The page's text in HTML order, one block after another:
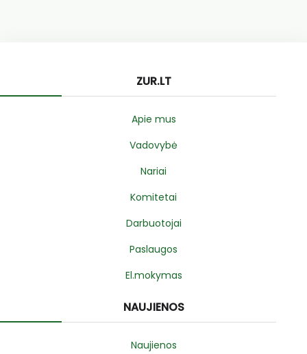
ZUR.LT
Apie mus
Vadovybė
Nariai
Komitetai
Darbuotojai
Paslaugos
El.mokymas
NAUJIENOS
Naujienos